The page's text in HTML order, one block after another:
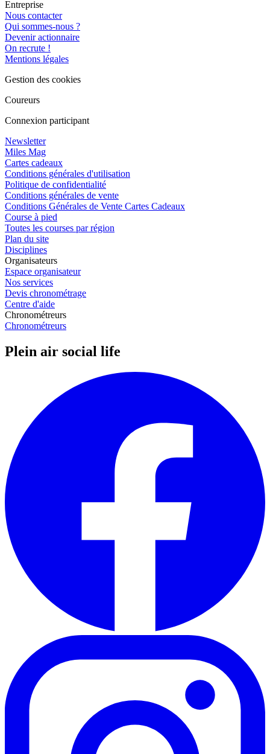
Entreprise
Nous contacter
Qui sommes-nous ?
Devenir actionnaire
On recrute !
Mentions légales
Gestion des cookies
Coureurs
Connexion participant
Newsletter
Miles Mag
Cartes cadeaux
Conditions générales d'utilisation
Politique de confidentialité
Conditions générales de vente
Conditions Générales de Vente Cartes Cadeaux
Course à pied
Toutes les courses par région
Plan du site
Disciplines
Organisateurs
Espace organisateur
Nos services
Devis chronométrage
Centre d'aide
Chronométreurs
Chronométreurs
Plein air social life